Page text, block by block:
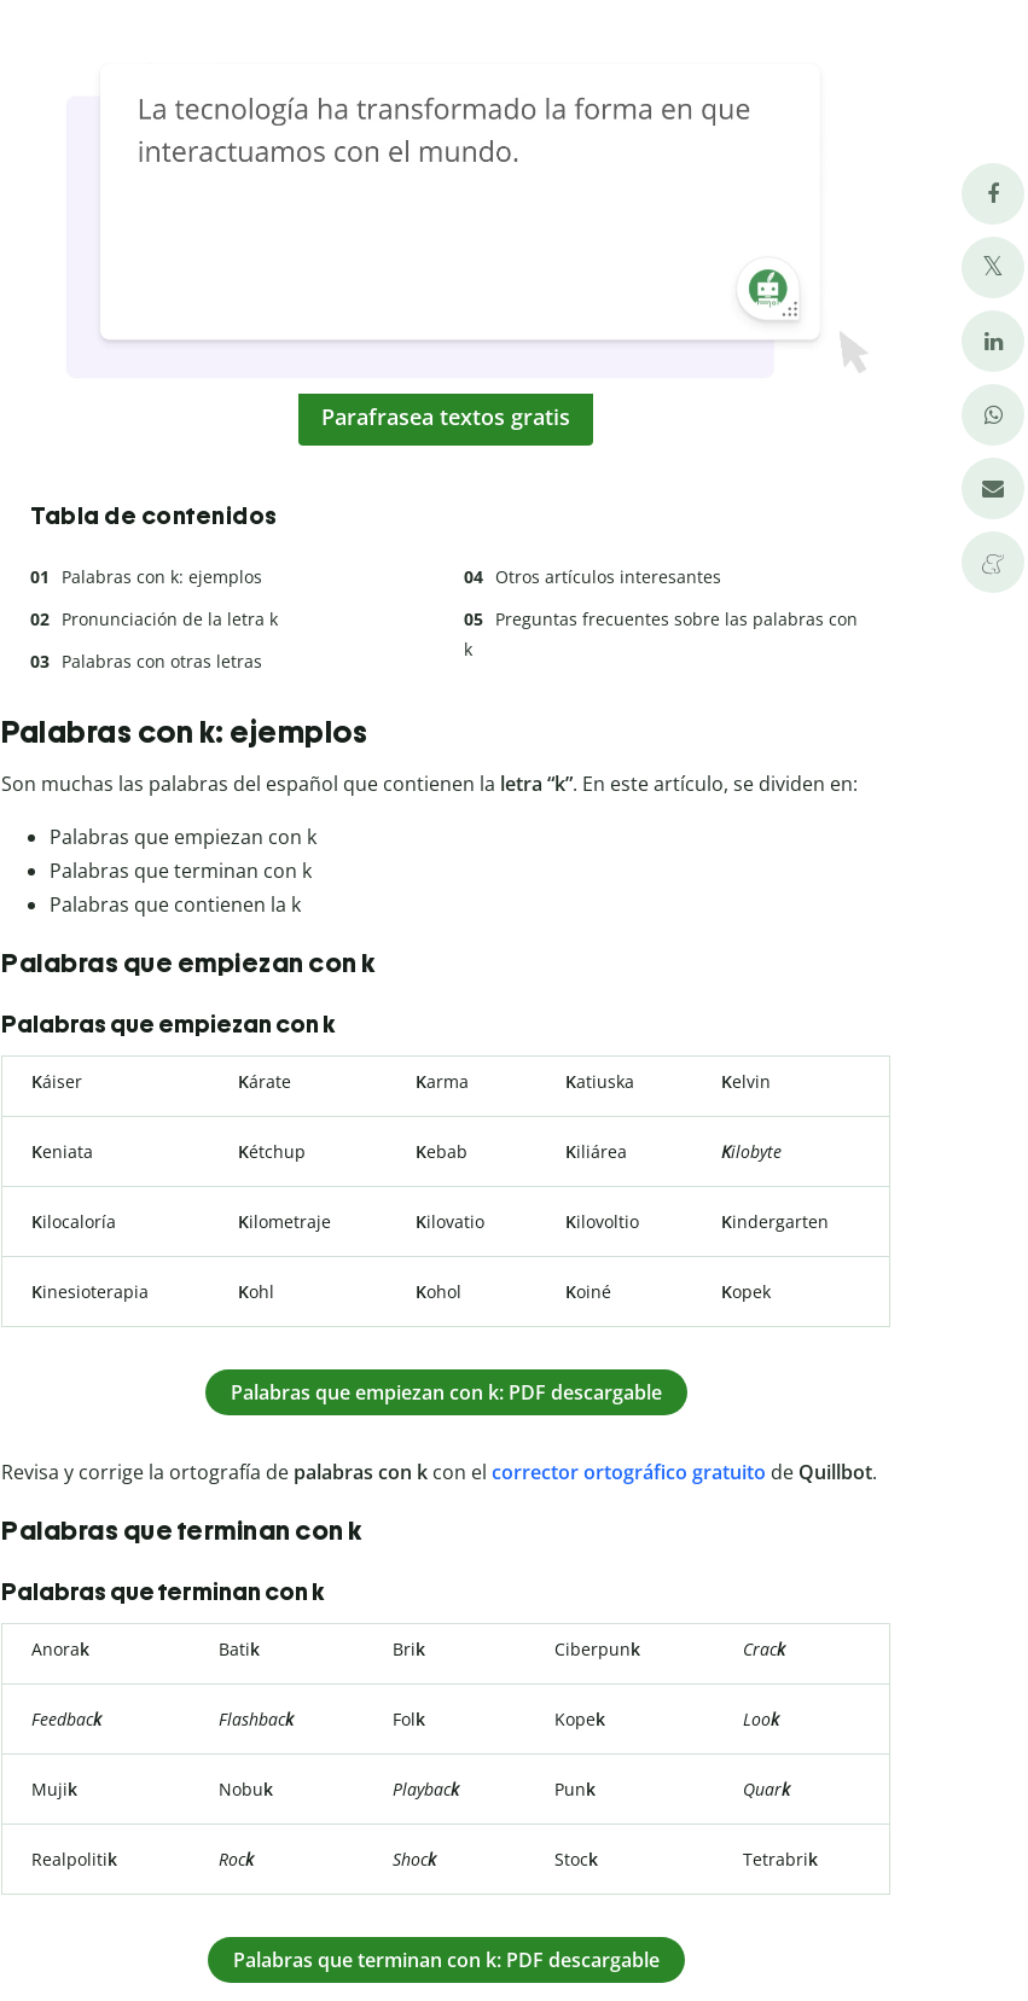
Parafrasea textos gratis
Tabla de contenidos
Palabras con k: ejemplos
Pronunciación de la letra k
Palabras con otras letras
Otros artículos interesantes
Preguntas frecuentes sobre las palabras con
k
Palabras con k: ejemplos
Son muchas las palabras del español que contienen la letra “k”. En este artículo, se dividen en:
Palabras que empiezan con k
Palabras que terminan con k
Palabras que contienen la k
Palabras que empiezan con k
Palabras que empiezan con k
Káiser Kárate Karma Katiuska Kelvin
Keniata Kétchup Kebab Kiliárea Kilobyte
Kilocaloría Kilometraje Kilovatio Kilovoltio Kindergarten
Kinesioterapia Kohl Kohol Koiné Kopek
Palabras que empiezan con k: PDF descargable
Revisa y corrige la ortografía de palabras con k con el corrector ortográfico gratuito de Quillbot.
Palabras que terminan con k
Palabras que terminan con k
Anorak Batik Brik Ciberpunk Crack
Feedback Flashback Folk Kopek Look
Mujik Nobuk Playback Punk Quark
Realpolitik Rock Shock Stock Tetrabrik
Palabras que terminan con k: PDF descargable